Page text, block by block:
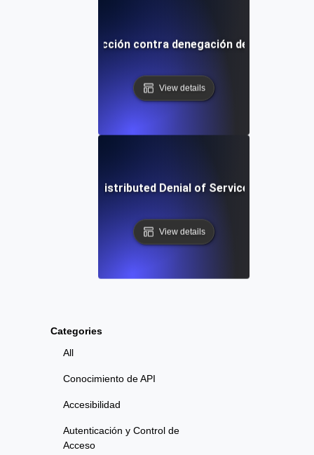
Categories
All
Conocimiento de API
Accesibilidad
Autenticación y Control de
Acceso
¿Qué es la protección contra denegación de servicio
View details
¿Qué es Distributed Denial of Service (DDoS)?
View details